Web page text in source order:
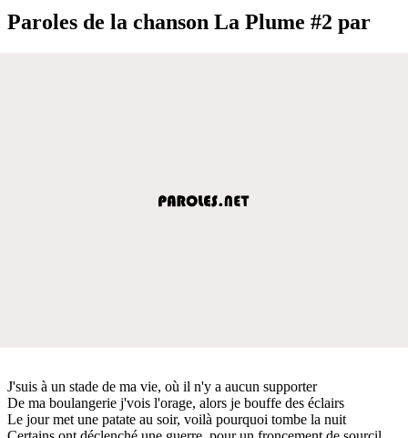
Paroles de la chanson La Plume #2 par
J'suis à un stade de ma vie, où il n'y a aucun supporter
De ma boulangerie j'vois l'orage, alors je bouffe des éclairs
Le jour met une patate au soir, voilà pourquoi tombe la nuit